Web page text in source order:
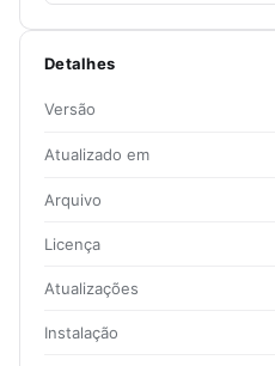
Detalhes
Versão
Atualizado em
Arquivo
Licença
Atualizações
Instalação